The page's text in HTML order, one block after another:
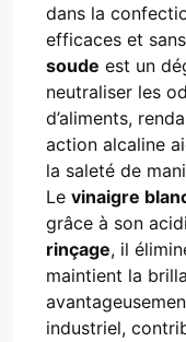
dans la
efficaces et
soude est un
neutraliser les
d’aliments,
action alcaline
la saleté de
Le vinaigre
grâce à son
rinçage, il
maintient la
industriel,